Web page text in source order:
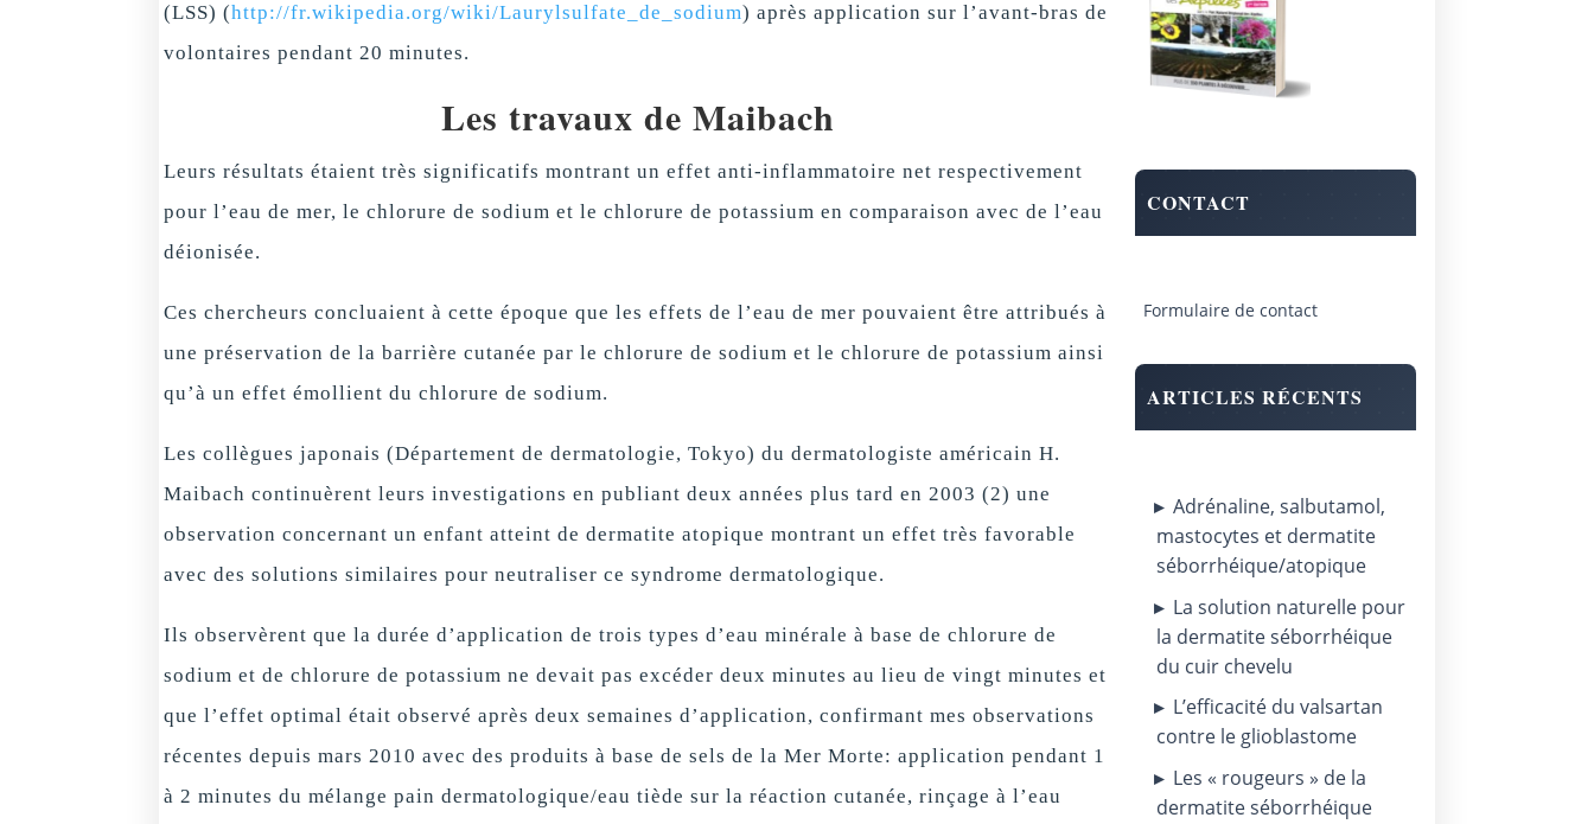
(LSS) (http://fr.wikipedia.org/wiki/Laurylsulfate_de_sodium) après application sur l’avant-bras de
volontaires pendant 20 minutes.
Les travaux de Maibach
Leurs résultats étaient très significatifs montrant un effet anti-inflammatoire net respectivement
pour l’eau de mer, le chlorure de sodium et le chlorure de potassium en comparaison avec de l’eau
déionisée.
Ces chercheurs concluaient à cette époque que les effets de l’eau de mer pouvaient être attribués à
une préservation de la barrière cutanée par le chlorure de sodium et le chlorure de potassium ainsi
qu’à un effet émollient du chlorure de sodium.
Les collègues japonais (Département de dermatologie, Tokyo) du dermatologiste américain H.
Maibach continuèrent leurs investigations en publiant deux années plus tard en 2003 (2) une
observation concernant un enfant atteint de dermatite atopique montrant un effet très favorable
avec des solutions similaires pour neutraliser ce syndrome dermatologique.
Ils observèrent que la durée d’application de trois types d’eau minérale à base de chlorure de
sodium et de chlorure de potassium ne devait pas excéder deux minutes au lieu de vingt minutes et
que l’effet optimal était observé après deux semaines d’application, confirmant mes observations
récentes depuis mars 2010 avec des produits à base de sels de la Mer Morte: application pendant 1
à 2 minutes du mélange pain dermatologique/eau tiède sur la réaction cutanée, rinçage à l’eau
CONTACT
Formulaire de contact
ARTICLES RÉCENTS
Adrénaline, salbutamol,
mastocytes et dermatite
séborrhéique/atopique
La solution naturelle pour
la dermatite séborrhéique
du cuir chevelu
L’efficacité du valsartan
contre le glioblastome
Les « rougeurs » de la
dermatite séborrhéique